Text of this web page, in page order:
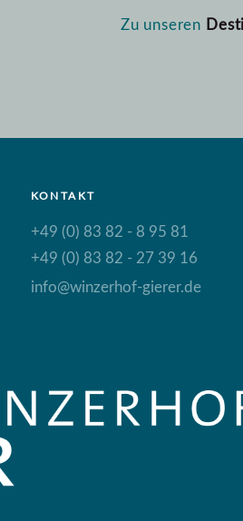
Zu unseren
KONTAKT
+49 (0) 83 82 - 8 95 81
+49 (0) 83 82 - 27 39 16
info@winzerhof-gierer.de